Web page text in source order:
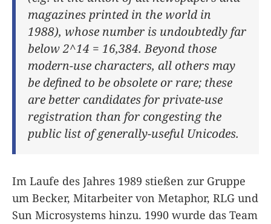
magazines printed in the world in
1988), whose number is undoubtedly far
below 2^14 = 16,384. Beyond those
modern-use characters, all others may
be defined to be obsolete or rare; these
are better candidates for private-use
registration than for congesting the
public list of generally-useful Unicodes.
Im Laufe des Jahres 1989 stießen zur Gruppe
um Becker, Mitarbeiter von Metaphor, RLG und
Sun Microsystems hinzu. 1990 wurde das Team